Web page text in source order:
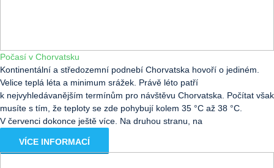
Počasí v Chorvatsku
Kontinentální a středozemní podnebí Chorvatska hovoří o jediném.
Velice teplá léta a minimum srážek. Právě léto patří
k nejvyhledávanějším termínům pro návštěvu Chorvatska. Počítat však
musíte s tím, že teploty se zde pohybují kolem 35 °C až 38 °C.
V červenci dokonce ještě více. Na druhou stranu, na
VÍCE INFORMACÍ